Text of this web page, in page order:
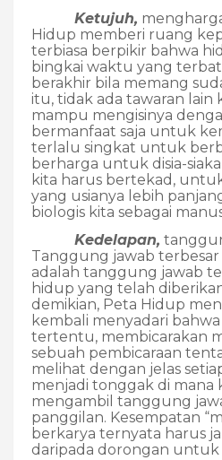
Ketujuh,
Hidup memberi ruang
terbiasa berpikir bahwa
bingkai waktu yang
berakhir bila memang
itu, tidak ada tawaran lain
mampu mengisinya
bermanfaat saja untuk
terlalu singkat untuk
berharga untuk disia-
kita harus bertekad,
yang usianya lebih
biologis kita sebagai
Kedelapan,
Tanggung jawab
adalah tanggung jawab
hidup yang telah
demikian, Peta Hidup
kembali menyadari
tertentu, membicarakan
sebuah pembicaraan
melihat dengan jelas
menjadi tonggak di mana
mengambil tanggung
panggilan. Kesempatan
berkarya ternyata harus
daripada dorongan untuk